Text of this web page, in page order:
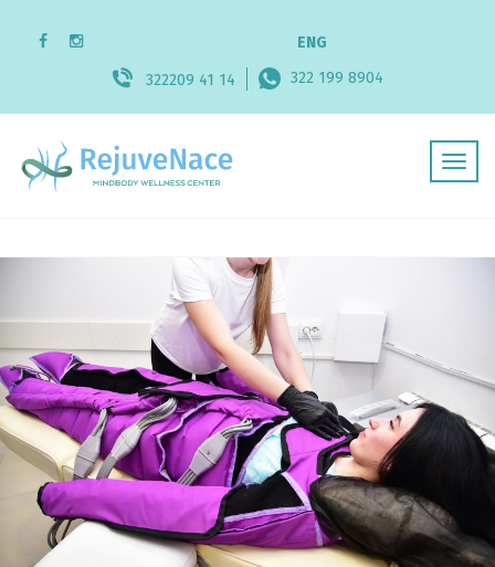
ENG
322209 41 14
322 199 8904